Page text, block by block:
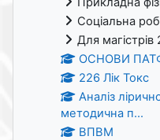
Соціальна
Для
ОСНОВИ
226 Лік Токс
Аналіз
методична п...
ВПВМ